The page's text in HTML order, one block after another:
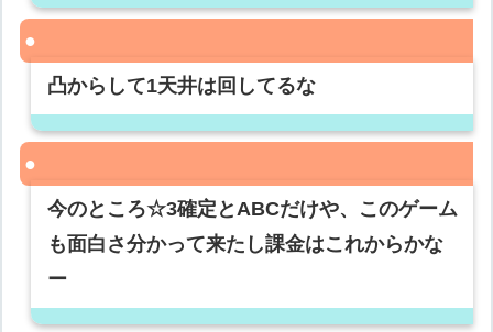
凸からして1天井は回してるな
今のところ☆3確定とABCだけや、このゲーム
も面白さ分かって来たし課金はこれからかな
ー